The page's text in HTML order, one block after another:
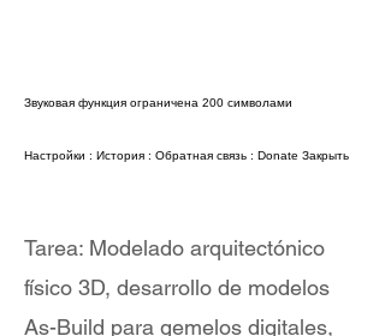
Звуковая функция ограничена 200 символами
Настройки : История : Обратная связь : Donate Закрыть
Tarea: Modelado arquitectónico
físico 3D, desarrollo de modelos
As-Build para gemelos digitales,